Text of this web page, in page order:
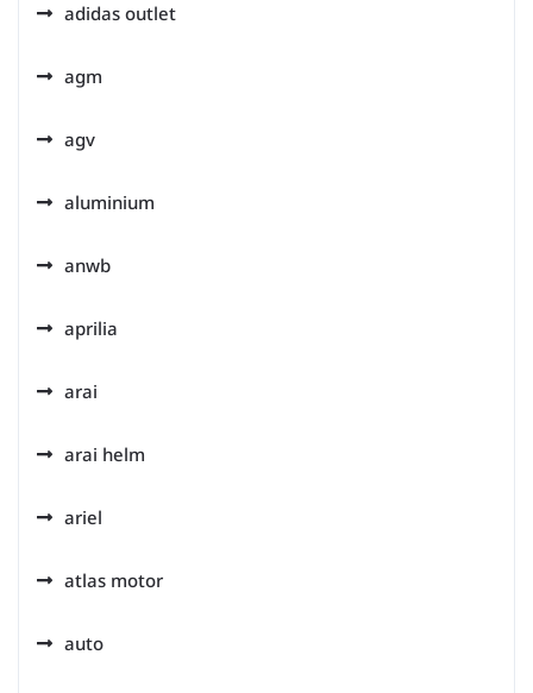
adidas outlet
agm
agv
aluminium
anwb
aprilia
arai
arai helm
ariel
atlas motor
auto